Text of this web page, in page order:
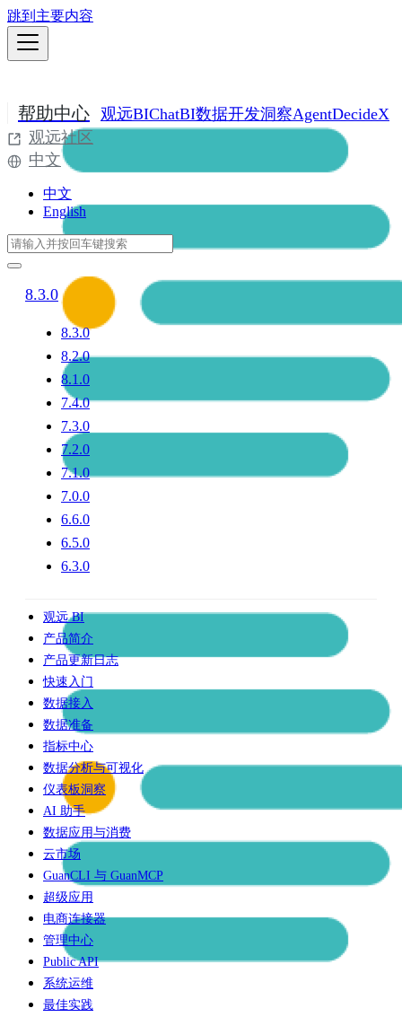
跳到主要内容
帮助中心 观远BIChatBI数据开发洞察AgentDecideX
观远社区
中文
中文
English
8.3.0
8.3.0
8.2.0
8.1.0
7.4.0
7.3.0
7.2.0
7.1.0
7.0.0
6.6.0
6.5.0
6.3.0
观远 BI
产品简介
产品更新日志
快速入门
数据接入
数据准备
指标中心
数据分析与可视化
仪表板洞察
AI 助手
数据应用与消费
云市场
GuanCLI 与 GuanMCP
超级应用
电商连接器
管理中心
Public API
系统运维
最佳实践